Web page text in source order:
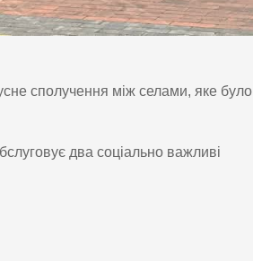
сполучення між селами, яке було
два соціально важливі